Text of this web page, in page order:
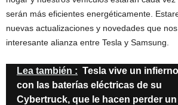
serán más eficientes energéticamente.
nuevas actualizaciones y novedades que
interesante alianza entre Tesla y Samsung.
Lea también : Tesla vive un infierno
con las baterías eléctricas de su
Cybertruck, que le hacen perder un